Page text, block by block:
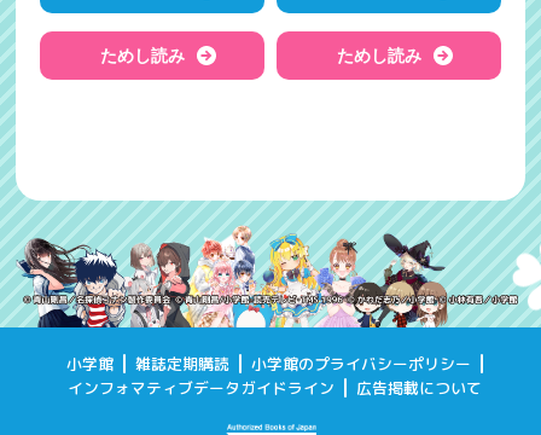
ためし読み ためし読み
小学館 雑誌定期購読
小学館のプライバシーポリシー
インフォマティブデータガイドライン
広告掲載について